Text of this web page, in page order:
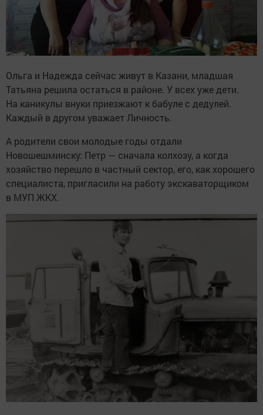
Ольга и Надежда сейчас живут в Казани, младшая
Татьяна решила остаться в районе. У всех уже дети.
На каникулы внуки приезжают к бабуле с дедулей.
Каждый в другом уважает Личность.
А родители свои молодые годы отдали
Новошешминску: Петр — сначала колхозу, а когда
хозяйство перешло в частный сектор, его, как хорошего
специалиста, пригласили на работу экскаваторщиком
в МУП ЖКХ.